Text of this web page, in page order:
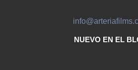
NUEVO EN EL